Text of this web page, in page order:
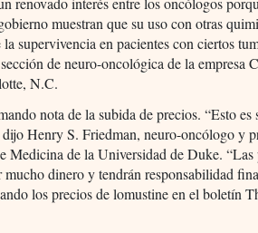
muestran que su uso con otras
supervivencia en pacientes con ciertos
de neuro-oncológica de la empresa
N.C.
nota de la subida de precios. “Esto es
Henry S. Friedman, neuro-oncólogo y
Medicina de la Universidad de Duke. “Las
dinero y tendrán responsabilidad
los precios de lomustine en el boletín